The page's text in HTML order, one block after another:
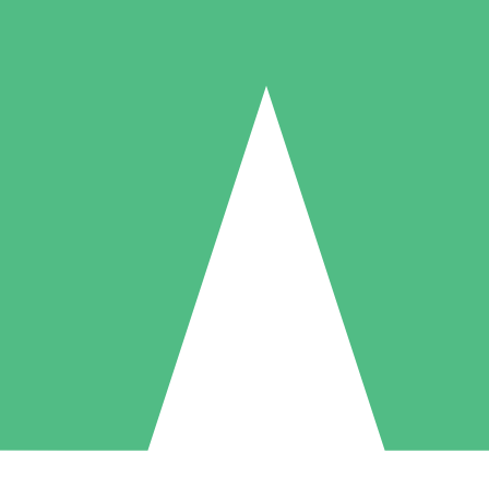
Individuelle Credit-Pakete
nach Bedarf mit Download-Credits. Keine monatliche Verpflichtung